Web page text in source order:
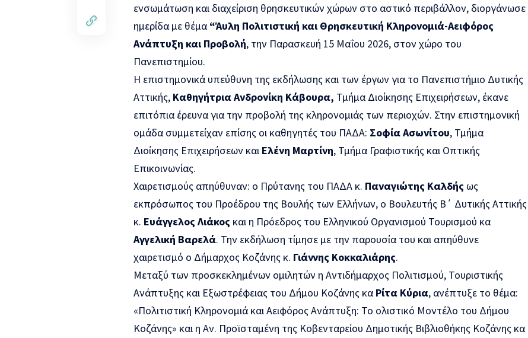
ενσωμάτωση και διαχείριση θρησκευτικών χώρων στο αστικό περιβάλλον, διοργάνωσε
ημερίδα με θέμα“Άυλη Πολιτιστική και Θρησκευτική Κληρονομιά-Αειφόρος
Ανάπτυξη και Προβολή, την Παρασκευή 15 Μαΐου 2026, στον χώρο του
Πανεπιστημίου.
Η επιστημονικά υπεύθυνη της εκδήλωσης και των έργων για το Πανεπιστήμιο Δυτικής
Αττικής, Καθηγήτρια Ανδρονίκη Κάβουρα, Τμήμα Διοίκησης Επιχειρήσεων, έκανε
επιτόπια έρευνα για την προβολή της κληρονομιάς των περιοχών. Στην επιστημονική
ομάδα συμμετείχαν επίσης οι καθηγητές του ΠΑΔΑ: Σοφία Ασωνίτου, Τμήμα
Διοίκησης Επιχειρήσεων και Ελένη Μαρτίνη, Τμήμα Γραφιστικής και Οπτικής
Επικοινωνίας.
Χαιρετισμούς απηύθυναν: ο Πρύτανης του ΠΑΔΑ κ. Παναγιώτης Καλδής ως
εκπρόσωπος του Προέδρου της Βουλής των Ελλήνων, ο Βουλευτής Β΄ Δυτικής Αττικής
κ. Ευάγγελος Λιάκος και η Πρόεδρος του Ελληνικού Οργανισμού Τουρισμού κα
Αγγελική Βαρελά. Την εκδήλωση τίμησε με την παρουσία του και απηύθυνε
χαιρετισμό ο Δήμαρχος Κοζάνης κ. Γιάννης Κοκκαλιάρης.
Μεταξύ των προσκεκλημένων ομιλητών η Αντιδήμαρχος Πολιτισμού, Τουριστικής
Ανάπτυξης και Εξωστρέφειας του Δήμου Κοζάνης καΡίτα Κύρια, ανέπτυξε το θέμα:
«Πολιτιστική Κληρονομιά και Αειφόρος Ανάπτυξη: Το ολιστικό Μοντέλο του Δήμου
Κοζάνης» και η Αν. Προϊσταμένη της Κοβενταρείου Δημοτικής Βιβλιοθήκης Κοζάνης κα